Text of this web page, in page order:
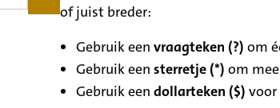
of juist breder:
Gebruik eenvraagteken (?) om
Gebruik eensterretje (*) om
Gebruik eendollarteken ($)